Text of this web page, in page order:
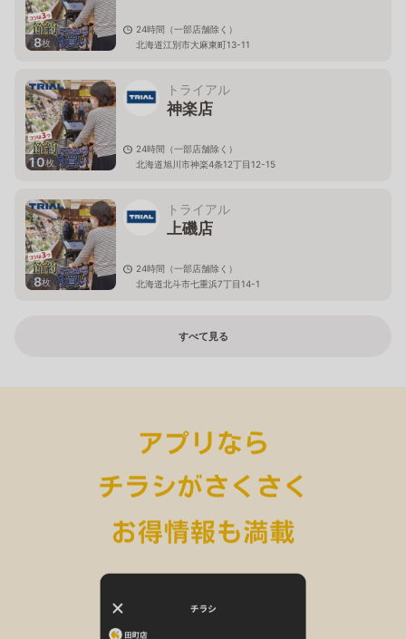
8枚
24時間（一部店舗除く）
北海道江別市大麻東町13-11
10枚
トライアル
神楽店
24時間（一部店舗除く）
北海道旭川市神楽4条12丁目12-15
8枚
トライアル
上磯店
24時間（一部店舗除く）
北海道北斗市七重浜7丁目14-1
すべて見る